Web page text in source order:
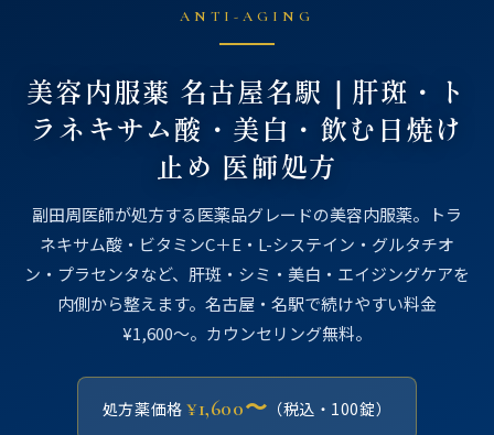
ANTI-AGING
美容内服薬 名古屋名駅｜肝斑・ト
ラネキサム酸・美白・飲む日焼け
止め 医師処方
副田周医師が処方する医薬品グレードの美容内服薬。トラ
ネキサム酸・ビタミンC＋E・L-システイン・グルタチオ
ン・プラセンタなど、肝斑・シミ・美白・エイジングケアを
内側から整えます。名古屋・名駅で続けやすい料金
¥1,600〜。カウンセリング無料。
処方薬価格¥1,600〜 （税込・100錠）